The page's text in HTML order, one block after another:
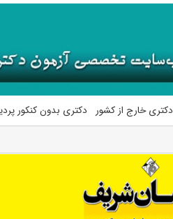
دکتری خارج از کشور دکتری بدون کنکور